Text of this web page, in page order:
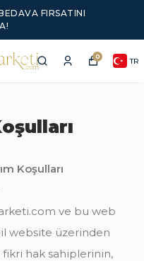
FIRSATINI
0 TR
Koşulları
ve bu web
website üzerinden
hak sahiplerinin,